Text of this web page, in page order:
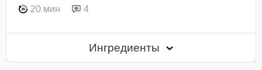
20 мин
4
Ингредиенты